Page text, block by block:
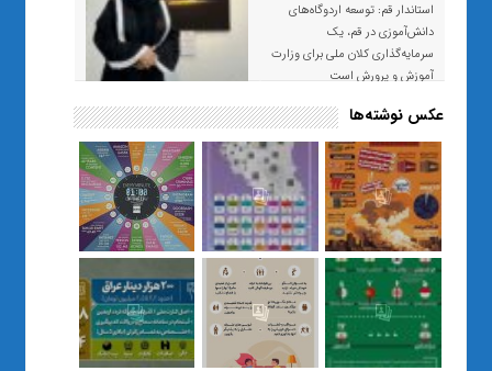
استاندار قم: توسعه اردوگاه‌های
دانش‌آموزی در قم، یک
سرمایه‌گذاری کلان ملی برای وزارت
آموزش و پرورش است
«صبر و اعتماد؛ روایت معلمی که
نسل Z را از بی‌هدفی به خودباوری
رساند / از یک کلاس ساده در قم تا
حضور مشترک معلم و هنرجویان
در مهم‌ترین گالری قرآنی هوش
مصنوعی تهران
عکس نوشته‌ها